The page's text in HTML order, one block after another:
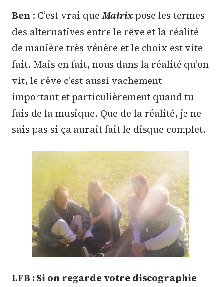
Ben : C’est vrai queMatrixpose les termes
des alternatives entre le rêve et la réalité
de manière très vénère et le choix est vite
fait. Mais en fait, nous dans la réalité qu’on
vit, le rêve c’est aussi vachement
important et particulièrement quand tu
fais de la musique. Que de la réalité, je ne
sais pas si ça aurait fait le disque complet.
LFB : Si on regarde votre discographie